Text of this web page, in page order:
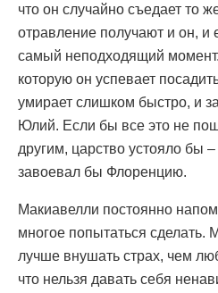
что он случайно съедает то
отравление получают и он, и
самый неподходящий
которую он успевает
умирает слишком быстро, и
Юлий. Если бы все это не
другим, царство устояло бы
завоевал бы Флоренцию.
Макиавелли постоянно
многое попытаться сделать.
лучше внушать страх, чем
что нельзя давать себя